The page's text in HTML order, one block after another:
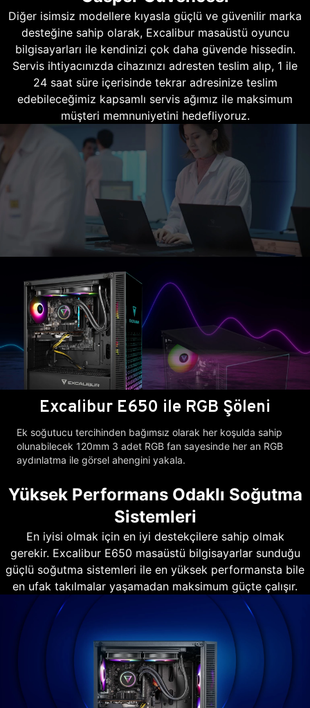
Diğer isimsiz modellere kıyasla güçlü ve güvenilir marka
desteğine sahip olarak, Excalibur masaüstü oyuncu
bilgisayarları ile kendinizi çok daha güvende hissedin.
Servis ihtiyacınızda cihazınızı adresten teslim alıp, 1 ile
24 saat süre içerisinde tekrar adresinize teslim
edebileceğimiz kapsamlı servis ağımız ile maksimum
müşteri memnuniyetini hedefliyoruz.
Excalibur E650 ile RGB Şöleni
Ek soğutucu tercihinden bağımsız olarak her koşulda sahip
olunabilecek 120mm 3 adet RGB fan sayesinde her an RGB
aydınlatma ile görsel ahengini yakala.
Yüksek Performans Odaklı Soğutma
Sistemleri
En iyisi olmak için en iyi destekçilere sahip olmak
gerekir. Excalibur E650 masaüstü bilgisayarlar sunduğu
güçlü soğutma sistemleri ile en yüksek performansta bile
en ufak takılmalar yaşamadan maksimum güçte çalışır.